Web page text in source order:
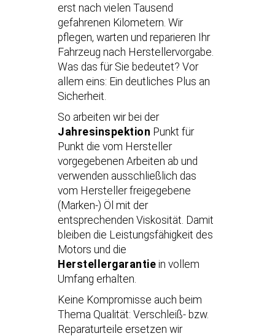
erst nach vielen Tausend
gefahrenen Kilometern. Wir
pflegen, warten und reparieren Ihr
Fahrzeug nach Herstellervorgabe.
Was das für Sie bedeutet? Vor
allem eins: Ein deutliches Plus an
Sicherheit.
So arbeiten wir bei der
Jahresinspektion Punkt für
Punkt die vom Hersteller
vorgegebenen Arbeiten ab und
verwenden ausschließlich das
vom Hersteller freigegebene
(Marken-) Öl mit der
entsprechenden Viskosität. Damit
bleiben die Leistungsfähigkeit des
Motors und die
Herstellergarantie in vollem
Umfang erhalten.
Keine Kompromisse auch beim
Thema Qualität: Verschleiß- bzw.
Reparaturteile ersetzen wir